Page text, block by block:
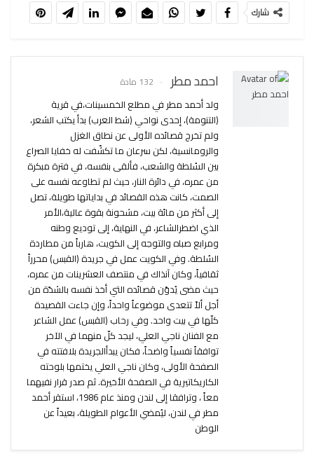
شارك
احمد مطر 132 مادة
ولد أحمد مطر في مطلع الخمسينات،في قرية
(التنومة)، إحدى نواحي (شط العرب) بدأ يكتب الشعر،
ولم تخرج قصائده الأولى عن نطاق الغزل
والرومانسية، لكن سرعان ما تكشّفت له خفايا الصراع
بين السُلطة والشعب، فألقى بنفسه، في فترة مبكرة
من عمره، في دائرة النار، حيث لم تطاوعه نفسه على
الصمت، كانت هذه القصائد في بداياتها طويلة، تصل
إلى أكثر من مائة بيت، مشحونة بقوة عالية،الأمر
الذي اضطرالشاعر، في النهاية، إلى توديع وطنه
ومرابع صباه والتوجه إلى الكويت، هارباً من مطاردة
السُلطة. وفي الكويت عمل في جريدة (القبس) محرراً
ثقافياً، وكان آنذاك في منتصف العشرينات من عمره،
حيث مضى يُدوّن قصائده التي أخذ نفسه بالشدّة من
أجل ألاّ تتعدى موضوعاً واحداً، وإن جاءت القصيدة
كلّها في بيت واحد. وفي رحاب (القبس) عمل الشاعر
مع الفنان ناجي العلي، ليجد كلّ منهما في الآخر
توافقاً نفسياً واضحاً، فكان يبدأالجريدة بلافتته في
الصفحة الأولى، وكان ناجي العلي يختمها بلوحته
الكاريكاتيرية في الصفحة الأخيرة. ثم صدر قرار نفيهما
معاً ، وترافقا إلى لندن ومنذ عام 1986، استقر أحمد
مطر في لندن، ليُمضي الأعوام الطويلة، بعيداً عن
الوطن